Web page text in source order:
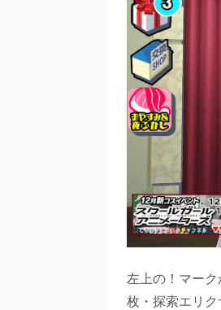
左上の！マー
枚・探索エリク